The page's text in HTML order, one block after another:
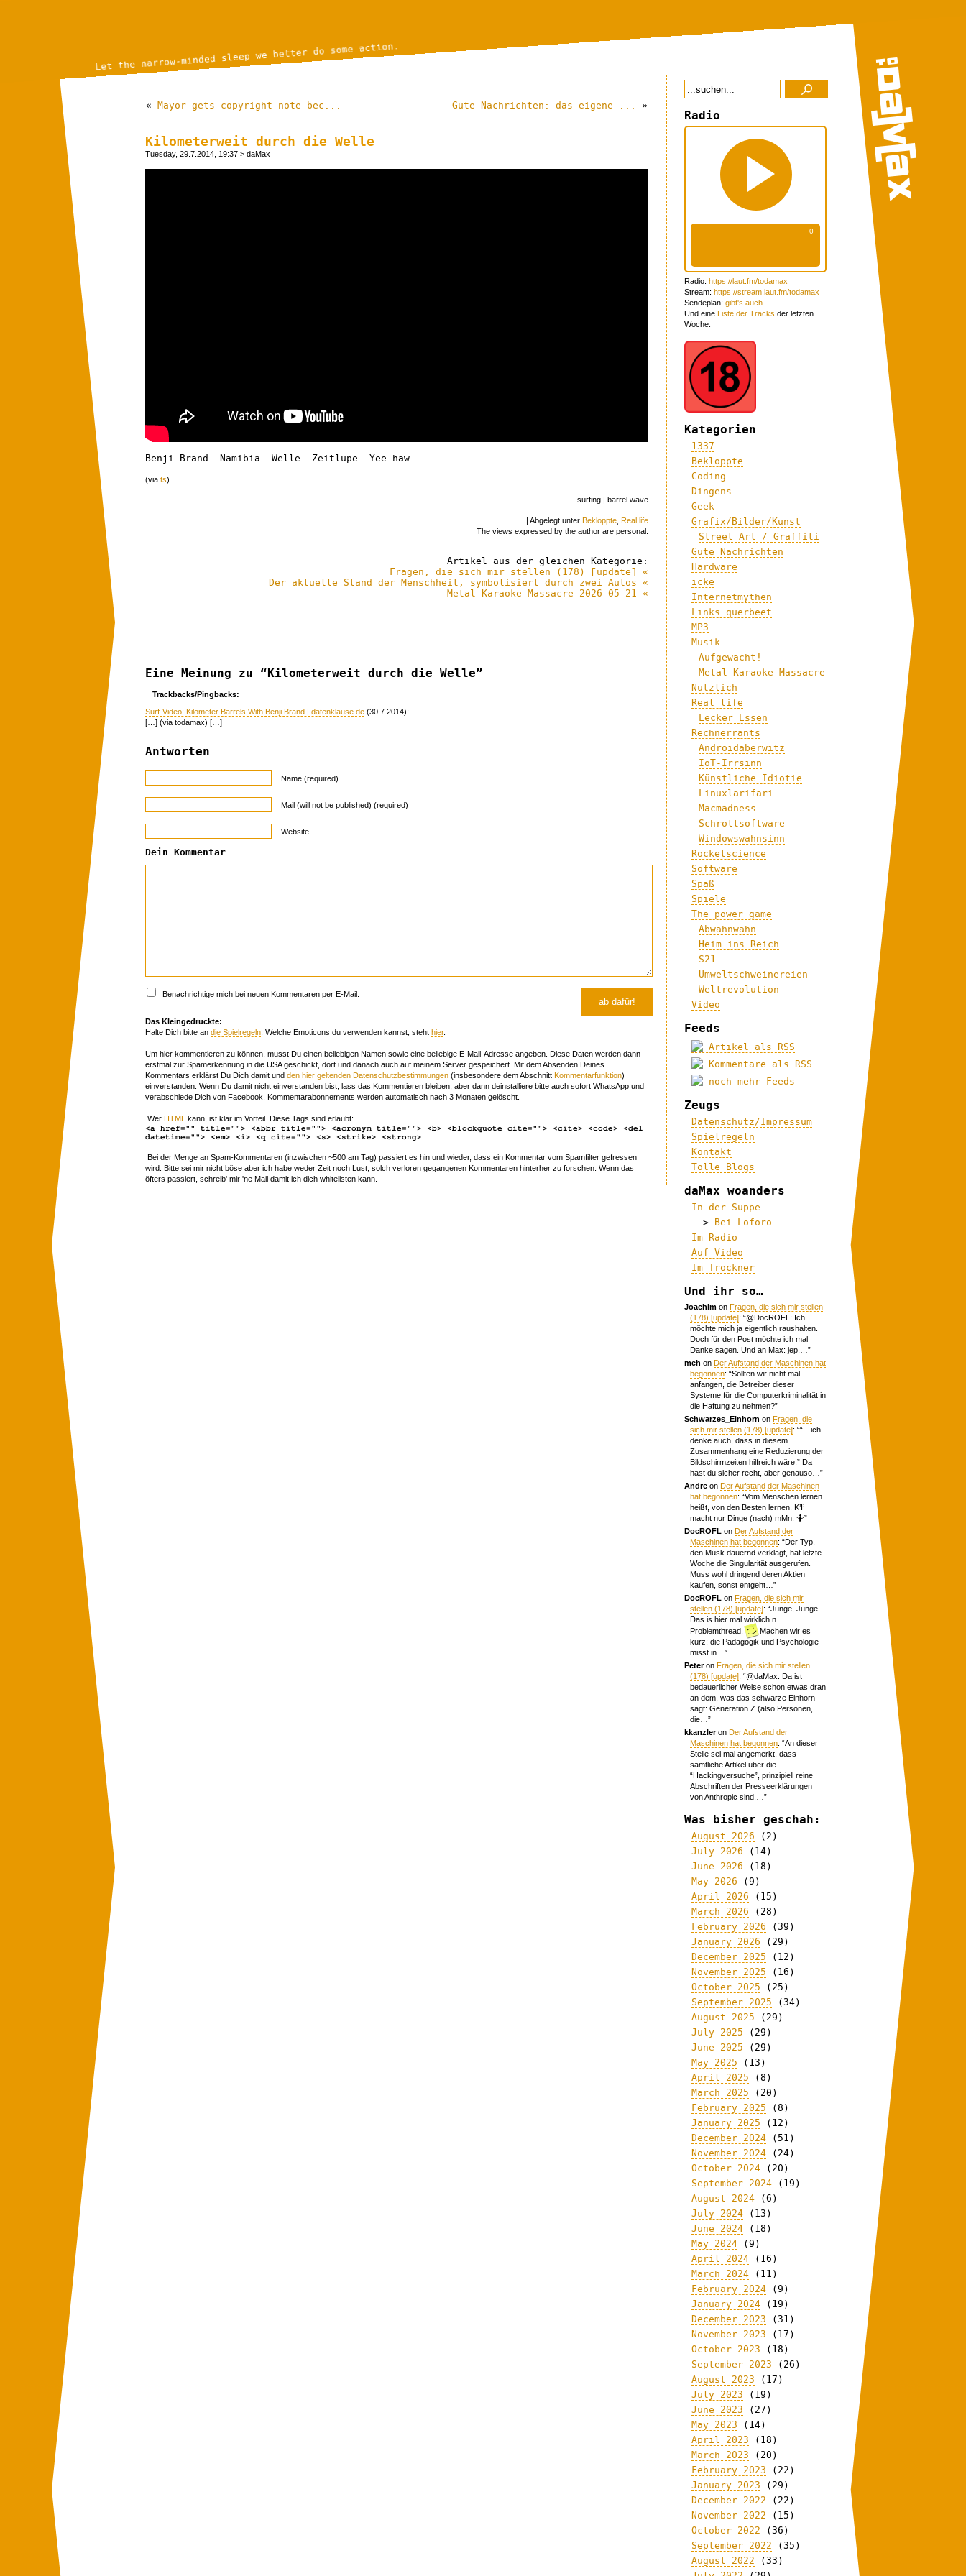
Let the narrow-minded sleep we better do some action.
« Mayor gets copyright-note bec... Gute Nachrichten: das eigene ... »
Kilometerweit durch die Welle
Tuesday, 29.7.2014, 19:37 > daMax
Benji Brand. Namibia. Welle. Zeitlupe. Yee-haw.
(via ts)
surfing | barrel wave
| Abgelegt unter Bekloppte Real life
The views expressed by the author are personal.
Artikel aus der gleichen Kategorie:
Fragen, die sich mir stellen (178) [update] «
Der aktuelle Stand der Menschheit, symbolisiert durch zwei Autos «
Metal Karaoke Massacre 2026-05-21 «
Eine Meinung zu “Kilometerweit durch die Welle”
Trackbacks/Pingbacks:
Surf-Video: Kilometer Barrels With Benji Brand | datenklause.de (30.7.2014):
[…] (via todamax) […]
Antworten
Name (required)
Mail (will not be published) (required)
Website
Dein Kommentar
Benachrichtige mich bei neuen Kommentaren per E-Mail.
Das Kleingedruckte:
Halte Dich bitte an die Spielregeln . Welche Emoticons du verwenden kannst, steht hier.
Um hier kommentieren zu können, musst Du einen beliebigen Namen sowie eine beliebige E-Mail-Adresse angeben. Diese Daten werden dann
erstmal zur Spamerkennung in die USA geschickt, dort und danach auch auf meinem Server gespeichert. Mit dem Absenden Deines
Kommentars erklärst Du Dich damit und den hier geltenden Datenschutzbestimmungen (insbesondere dem Abschnitt Kommentarfunktion)
einverstanden. Wenn Du damit nicht einverstanden bist, lass das Kommentieren bleiben, aber dann deinstalliere bitte auch sofort WhatsApp und
verabschiede Dich von Facebook. Kommentarabonnements werden automatisch nach 3 Monaten gelöscht.
Wer HTML kann, ist klar im Vorteil. Diese Tags sind erlaubt:
<a href="" title=""> <abbr title=""> <acronym title=""> <b> <blockquote cite=""> <cite> <code> <del
datetime=""> <em> <i> <q cite=""> <s> <strike> <strong>
Bei der Menge an Spam-Kommentaren (inzwischen ~500 am Tag) passiert es hin und wieder, dass ein Kommentar vom Spamfilter gefressen
wird. Bitte sei mir nicht böse aber ich habe weder Zeit noch Lust, solch verloren gegangenen Kommentaren hinterher zu forschen. Wenn das
öfters passiert, schreib' mir 'ne Mail damit ich dich whitelisten kann.
Radio
Radio: https://laut.fm/todamax
Stream: https://stream.laut.fm/todamax
Sendeplan: gibt's auch
Und eine Liste der Tracks der letzten
Woche.
Kategorien
1337
Bekloppte
Coding
Dingens
Geek
Grafix/Bilder/Kunst
Street Art / Graffiti
Gute Nachrichten
Hardware
icke
Internetmythen
Links querbeet
MP3
Musik
Aufgewacht!
Metal Karaoke Massacre
Nützlich
Real life
Lecker Essen
Rechnerrants
Androidaberwitz
IoT-Irrsinn
Künstliche Idiotie
Linuxlarifari
Macmadness
Schrottsoftware
Windowswahnsinn
Rocketscience
Software
Spaß
Spiele
The power game
Abwahnwahn
Heim ins Reich
S21
Umweltschweinereien
Weltrevolution
Video
Feeds
Artikel als RSS
Kommentare als RSS
noch mehr Feeds
Zeugs
Datenschutz/Impressum
Spielregeln
Kontakt
Tolle Blogs
daMax woanders
In der Suppe
-->
Bei Loforo
Im Radio
Auf Video
Im Trockner
Und ihr so…
Joachim onFragen, die sich mir stellen
(178) [update]: “@DocROFL: Ich
möchte mich ja eigentlich raushalten.
Doch für den Post möchte ich mal
Danke sagen. Und an Max: jep,… ”
meh onDer Aufstand der Maschinen hat
begonnen: “Sollten wir nicht mal
anfangen, die Betreiber dieser
Systeme für die Computerkriminalität in
die Haftung zu nehmen?”
Schwarzes_Einhorn onFragen, die
sich mir stellen (178) [update]: ““…ich
denke auch, dass in diesem
Zusammenhang eine Reduzierung der
Bildschirmzeiten hilfreich wäre.” Da
hast du sicher recht, aber genauso… ”
Andre onDer Aufstand der Maschinen
hat begonnen: “Vom Menschen lernen
heißt, von den Besten lernen. K’I’
macht nur Dinge (nach) mMn. 🤷”
DocROFL onDer Aufstand der
Maschinen hat begonnen: “Der Typ,
den Musk dauernd verklagt, hat letzte
Woche die Singularität ausgerufen.
Muss wohl dringend deren Aktien
kaufen, sonst entgeht… ”
DocROFL onFragen, die sich mir
stellen (178) [update]: “Junge, Junge.
Das is hier mal wirklich n
Problemthread.
Machen wir es
kurz: die Pädagogik und Psychologie
misst in… ”
PeteronFragen, die sich mir stellen
(178) [update]: “@daMax: Da ist
bedauerlicher Weise schon etwas dran
an dem, was das schwarze Einhorn
sagt: Generation Z (also Personen,
die… ”
kkanzleronDer Aufstand der
Maschinen hat begonnen: “An dieser
Stelle sei mal angemerkt, dass
sämtliche Artikel über die
“Hackingversuche”, prinzipiell reine
Abschriften der Presseerklärungen
von Anthropic sind.… ”
Was bisher geschah:
August 2026 (2)
July 2026 (14)
June 2026 (18)
May 2026 (9)
April 2026 (15)
March 2026 (28)
February 2026 (39)
January 2026 (29)
December 2025 (12)
November 2025 (16)
October 2025 (25)
September 2025 (34)
August 2025 (29)
July 2025 (29)
June 2025 (29)
May 2025 (13)
April 2025 (8)
March 2025 (20)
February 2025 (8)
January 2025 (12)
December 2024 (51)
November 2024 (24)
October 2024 (20)
September 2024 (19)
August 2024 (6)
July 2024 (13)
June 2024 (18)
May 2024 (9)
April 2024 (16)
March 2024 (11)
February 2024 (9)
January 2024 (19)
December 2023 (31)
November 2023 (17)
October 2023 (18)
September 2023 (26)
August 2023 (17)
July 2023 (19)
June 2023 (27)
May 2023 (14)
April 2023 (18)
March 2023 (20)
February 2023 (22)
January 2023 (29)
December 2022 (22)
November 2022 (15)
October 2022 (36)
September 2022 (35)
August 2022 (33)